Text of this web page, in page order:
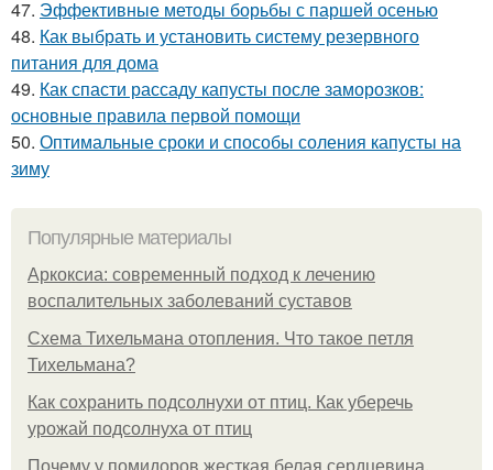
47. Эффективные методы борьбы с паршей осенью
48. Как выбрать и установить систему резервного
питания для дома
49. Как спасти рассаду капусты после заморозков:
основные правила первой помощи
50. Оптимальные сроки и способы соления капусты на
зиму
Популярные материалы
Аркоксиа: современный подход к лечению
воспалительных заболеваний суставов
Схема Тихельмана отопления. Что такое петля
Тихельмана?
Как сохранить подсолнухи от птиц. Как уберечь
урожай подсолнуха от птиц
Почему у помидоров жесткая белая сердцевина.